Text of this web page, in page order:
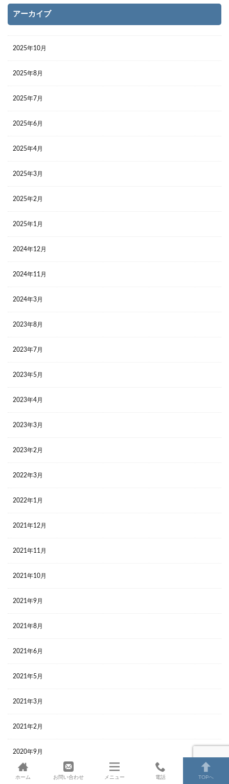
アーカイブ
2025年10月
2025年8月
2025年7月
2025年6月
2025年4月
2025年3月
2025年2月
2025年1月
2024年12月
2024年11月
2024年3月
2023年8月
2023年7月
2023年5月
2023年4月
2023年3月
2023年2月
2022年3月
2022年1月
2021年12月
2021年11月
2021年10月
2021年9月
2021年8月
2021年6月
2021年5月
2021年3月
2021年2月
2020年9月
2020年5月
ホーム お問い合わせ メニュー 電話 TOPへ